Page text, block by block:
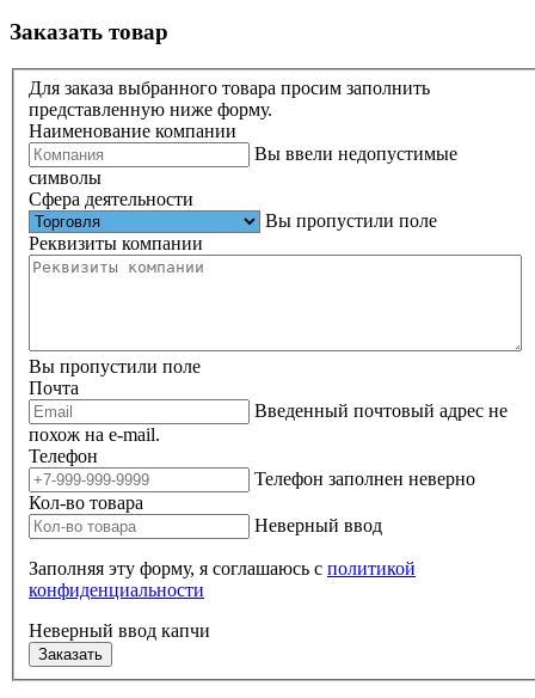
Заказать товар
Для заказа выбранного товара просим заполнить
представленную ниже форму.
Наименование компании
Вы ввели недопустимые
символы
Сфера деятельности
Вы пропустили поле
Реквизиты компании
Вы пропустили поле
Почта
Введенный почтовый адрес не
похож на e-mail.
Телефон
Телефон заполнен неверно
Кол-во товара
Неверный ввод
Заполняя эту форму, я соглашаюсь с политикой
конфиденциальности
Неверный ввод капчи
Заказать